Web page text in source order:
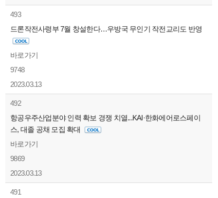
493
드론작전사령부 7월 창설한다…우방국 무인기 작전교리도 반영
바로가기
9748
2023.03.13
492
항공우주산업분야 인력 확보 경쟁 치열...KAI·한화에어로스페이
스, 대졸 공채 모집 확대
바로가기
9869
2023.03.13
491